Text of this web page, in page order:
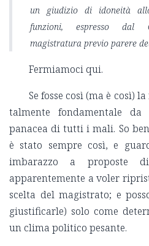
un giudizio di idoneità
funzioni, espresso dal
magistratura previo parere
Fermiamoci qui.
Se fosse così (ma è così)
talmente fondamentale
panacea di tutti i mali. So
è stato sempre così, e
imbarazzo a proposte
apparentemente a voler
scelta del magistrato; e
giustificarle) solo come
un clima politico pesante.